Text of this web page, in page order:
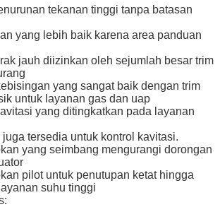
tekanan tinggi tanpa batasan
yang lebih baik karena area panduan
jauh diizinkan oleh sejumlah besar trim
yang sangat baik dengan trim
untuk layanan gas dan uap
yang ditingkatkan pada layanan
juga tersedia untuk kontrol kavitasi.
yang seimbang mengurangi dorongan
pilot untuk penutupan ketat hingga
suhu tinggi